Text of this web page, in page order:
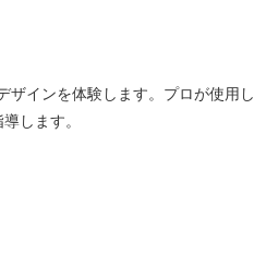
ザインを体験します。プロが使用し
します。